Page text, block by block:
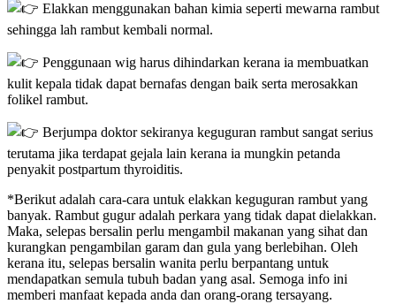
Elakkan menggunakan bahan kimia seperti mewarna rambut
sehingga lah rambut kembali normal.
Penggunaan wig harus dihindarkan kerana ia membuatkan
kulit kepala tidak dapat bernafas dengan baik serta merosakkan
folikel rambut.
Berjumpa doktor sekiranya keguguran rambut sangat serius
terutama jika terdapat gejala lain kerana ia mungkin petanda
penyakit postpartum thyroiditis.
*Berikut adalah cara-cara untuk elakkan keguguran rambut yang
banyak. Rambut gugur adalah perkara yang tidak dapat dielakkan.
Maka, selepas bersalin perlu mengambil makanan yang sihat dan
kurangkan pengambilan garam dan gula yang berlebihan. Oleh
kerana itu, selepas bersalin wanita perlu berpantang untuk
mendapatkan semula tubuh badan yang asal. Semoga info ini
memberi manfaat kepada anda dan orang-orang tersayang.